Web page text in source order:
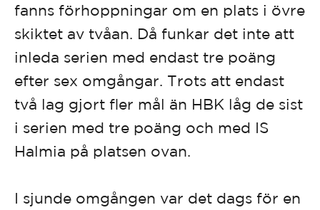
fanns förhoppningar om en plats i övre
skiktet av tvåan. Då funkar det inte att
inleda serien med endast tre poäng
efter sex omgångar. Trots att endast
två lag gjort fler mål än HBK låg de sist
i serien med tre poäng och med IS
Halmia på platsen ovan.
I sjunde omgången var det dags för en